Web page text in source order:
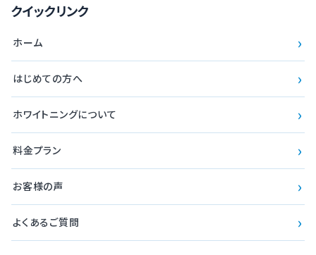
クイックリンク
ホーム ›
はじめての方へ ›
ホワイトニングについて ›
料金プラン ›
お客様の声 ›
よくあるご質問 ›